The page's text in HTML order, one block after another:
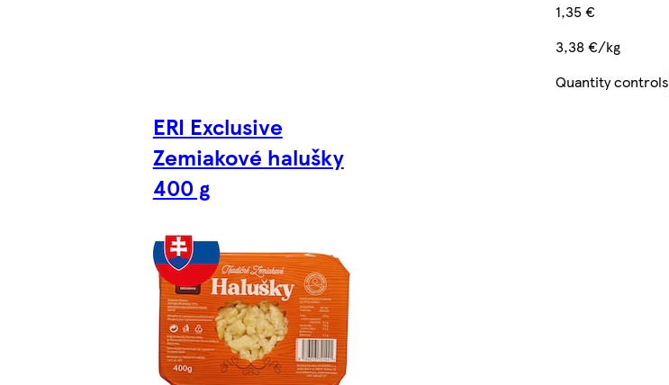
1,35 €
3,38 €/kg
Quantity controls
ERI Exclusive
Zemiakové halušky
400 g